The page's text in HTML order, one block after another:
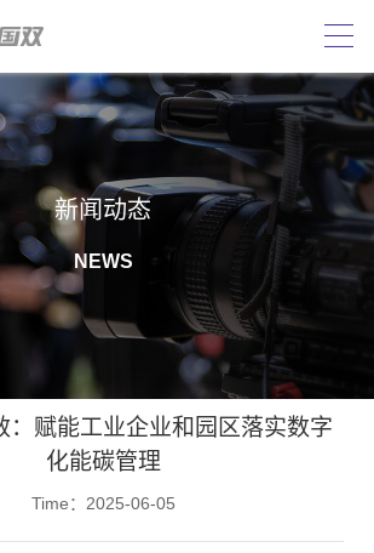
新闻动态
NEWS
：赋能工业企业和园区落实数字
化能碳管理
Time：2025-06-05